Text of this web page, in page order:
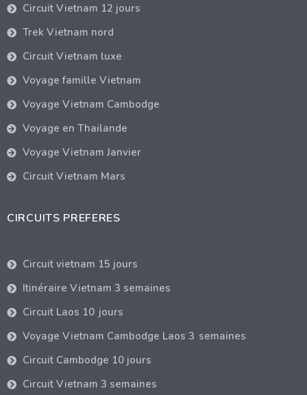
Circuit Vietnam 12 jours
Trek Vietnam nord
Circuit Vietnam luxe
Voyage famille Vietnam
Voyage Vietnam Cambodge
Voyage en Thailande
Voyage Vietnam Janvier
Circuit Vietnam Mars
CIRCUITS PREFERES
Circuit vietnam 15 jours
Itinéraire Vietnam 3 semaines
Circuit Laos 10 jours
Voyage Vietnam Cambodge Laos 3 semaines
Circuit Cambodge 10 jours
Circuit Vietnam 3 semaines